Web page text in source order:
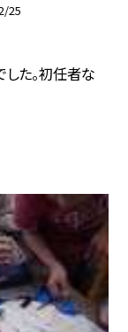
25
た。初任者な